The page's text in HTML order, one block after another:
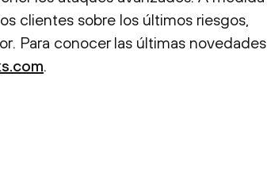
clientes sobre los últimos riesgos,
Para conocer las últimas novedades
.